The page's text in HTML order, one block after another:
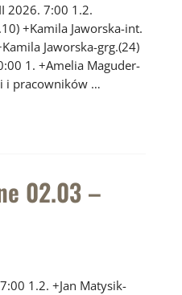
2026. 7:00 1.2.
+Kamila Jaworska-int.
Jaworska-grg.(24)
1. +Amelia Maguder-
i pracowników …
02.03 –
1.2. +Jan Matysik-